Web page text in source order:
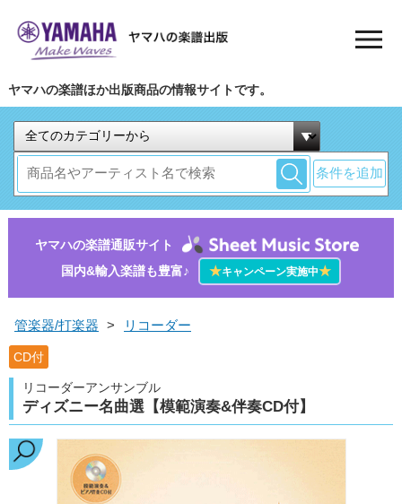
ヤマハの楽譜ほか出版商品の情報サイトです。
条件を追加
ヤマハの楽譜通販サイト
国内&輸入楽譜も豊富♪
★キャンペーン実施中★
管楽器/打楽器 > リコーダー
CD付
リコーダーアンサンブル
ディズニー名曲選【模範演奏&伴奏CD付】